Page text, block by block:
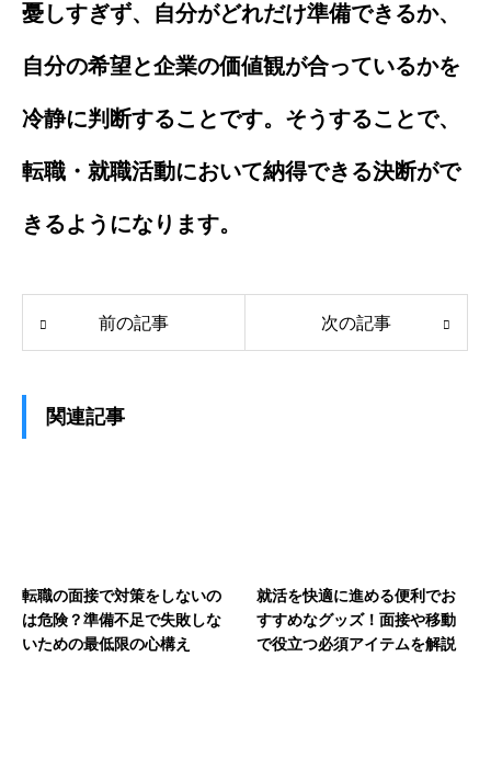
憂しすぎず、自分がどれだけ準備できるか、
自分の希望と企業の価値観が合っているかを
冷静に判断することです。そうすることで、
転職・就職活動において納得できる決断がで
きるようになります。
前の記事 次の記事
関連記事
転職の面接で対策をしないの
は危険？準備不足で失敗しな
いための最低限の心構え
就活を快適に進める便利でお
すすめなグッズ！面接や移動
で役立つ必須アイテムを解説